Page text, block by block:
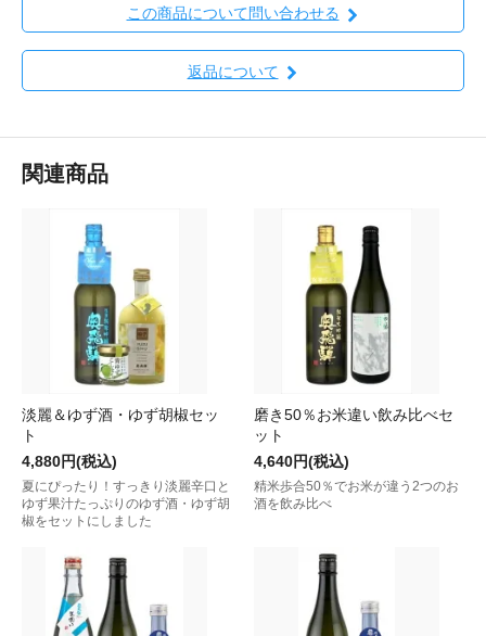
この商品について問い合わせる
返品について
関連商品
淡麗＆ゆず酒・ゆず胡椒セッ
ト
4,880円(税込)
夏にぴったり！すっきり淡麗辛口と
ゆず果汁たっぷりのゆず酒・ゆず胡
椒をセットにしました
磨き50％お米違い飲み比べセ
ット
4,640円(税込)
精米歩合50％でお米が違う2つのお
酒を飲み比べ